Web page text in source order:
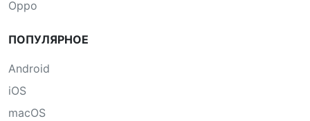
Oppo
ПОПУЛЯРНОЕ
Android
iOS
macOS